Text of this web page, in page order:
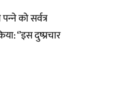
को सर्वत्र
‘’इस दुष्‍प्रचार